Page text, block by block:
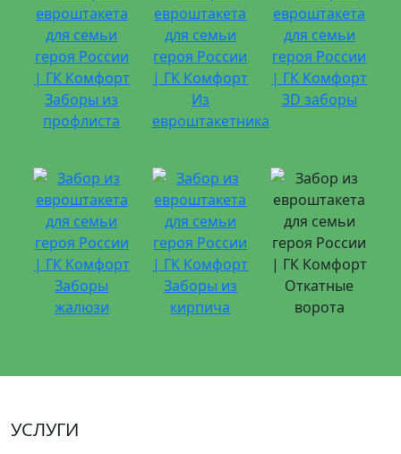
Заборы из
профлиста
Из
евроштакетника
3D заборы
Заборы
жалюзи
Заборы из
кирпича
Откатные
ворота
УСЛУГИ